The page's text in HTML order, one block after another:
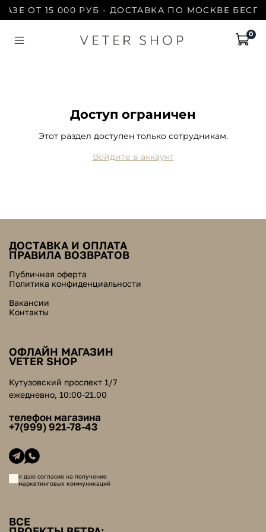
ОТ 15 000 РУБ - ДОСТАВКА ПО МОСКВЕ
0
Доступ ограничен
Этот раздел доступен только сотрудникам.
Войдите в аккаунт
ДОСТАВКА И ОПЛАТА
ПРАВИЛА ВОЗВРАТОВ
Публичная оферта
Политика конфиденциальности
Вакансии
Контакты
ОФЛАЙН МАГАЗИН
VETER SHOP
Кутузовский проспект 1/7
ежедневно, 10:00-21.00
телефон магазина
+7(999) 921-78-43
я даю согласие на получение
маркетинговых коммуникаций
ВСЕ